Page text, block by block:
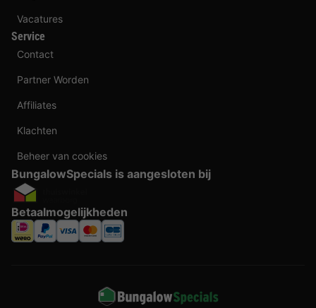
Vacatures
Service
Contact
Partner Worden
Affiliates
Klachten
Beheer van cookies
BungalowSpecials is aangesloten bij
Betaalmogelijkheden